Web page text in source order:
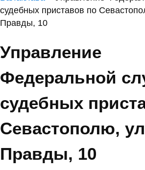
судебных приставов по
Правды, 10
Управление
Федеральной
судебных
Севастополю,
Правды, 10